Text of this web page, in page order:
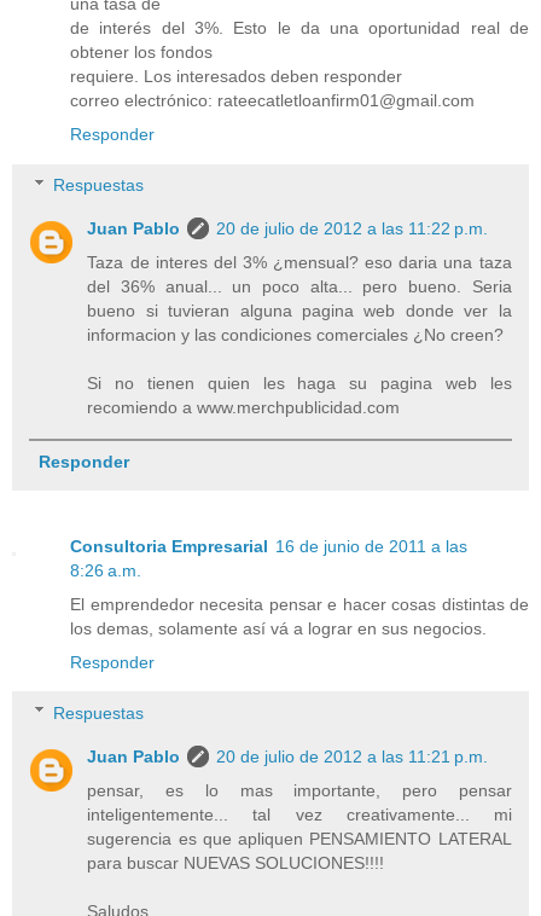
una tasa de
de interés del 3%. Esto le da una oportunidad real de
obtener los fondos
requiere. Los interesados deben responder
correo electrónico: rateecatletloanfirm01@gmail.com
Responder
Respuestas
Juan Pablo
20 de julio de 2012 a las 11:22 p.m.
Taza de interes del 3% ¿mensual? eso daria una taza
del 36% anual... un poco alta... pero bueno. Seria
bueno si tuvieran alguna pagina web donde ver la
informacion y las condiciones comerciales ¿No creen?
Si no tienen quien les haga su pagina web les
recomiendo a www.merchpublicidad.com
Responder
Consultoria Empresarial 16 de junio de 2011 a las
8:26 a.m.
El emprendedor necesita pensar e hacer cosas distintas de
los demas, solamente así vá a lograr en sus negocios.
Responder
Respuestas
Juan Pablo
20 de julio de 2012 a las 11:21 p.m.
pensar, es lo mas importante, pero pensar
inteligentemente... tal vez creativamente... mi
sugerencia es que apliquen PENSAMIENTO LATERAL
para buscar NUEVAS SOLUCIONES!!!!
Saludos